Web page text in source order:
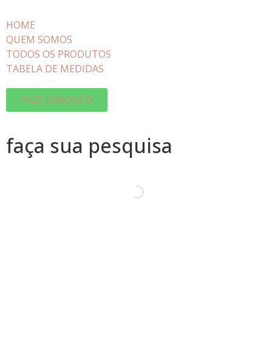
HOME
QUEM SOMOS
TODOS OS PRODUTOS
TABELA DE MEDIDAS
FALE CONOSCO
faça sua pesquisa